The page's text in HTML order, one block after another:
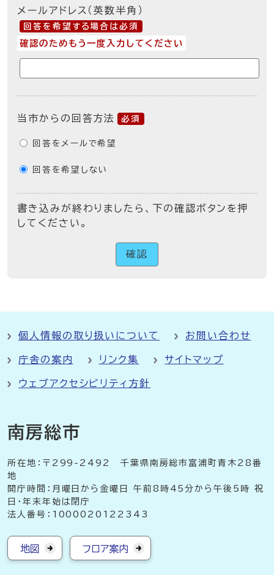
メールアドレス（英数半角）
回答を希望する場合は必須
確認のためもう一度入力してください
当市からの回答方法 必須
回答をメールで希望
回答を希望しない
書き込みが終わりましたら、下の確認ボタンを押
してください。
確認
個人情報の取り扱いについて お問い合わせ
庁舎の案内 リンク集 サイトマップ
ウェブアクセシビリティ方針
南房総市
所在地：〒299-2492 千葉県南房総市富浦町青木28番
地
開庁時間：月曜日から金曜日 午前8時45分から午後5時 祝
日・年末年始は閉庁
法人番号：1000020122343
地図 フロア案内